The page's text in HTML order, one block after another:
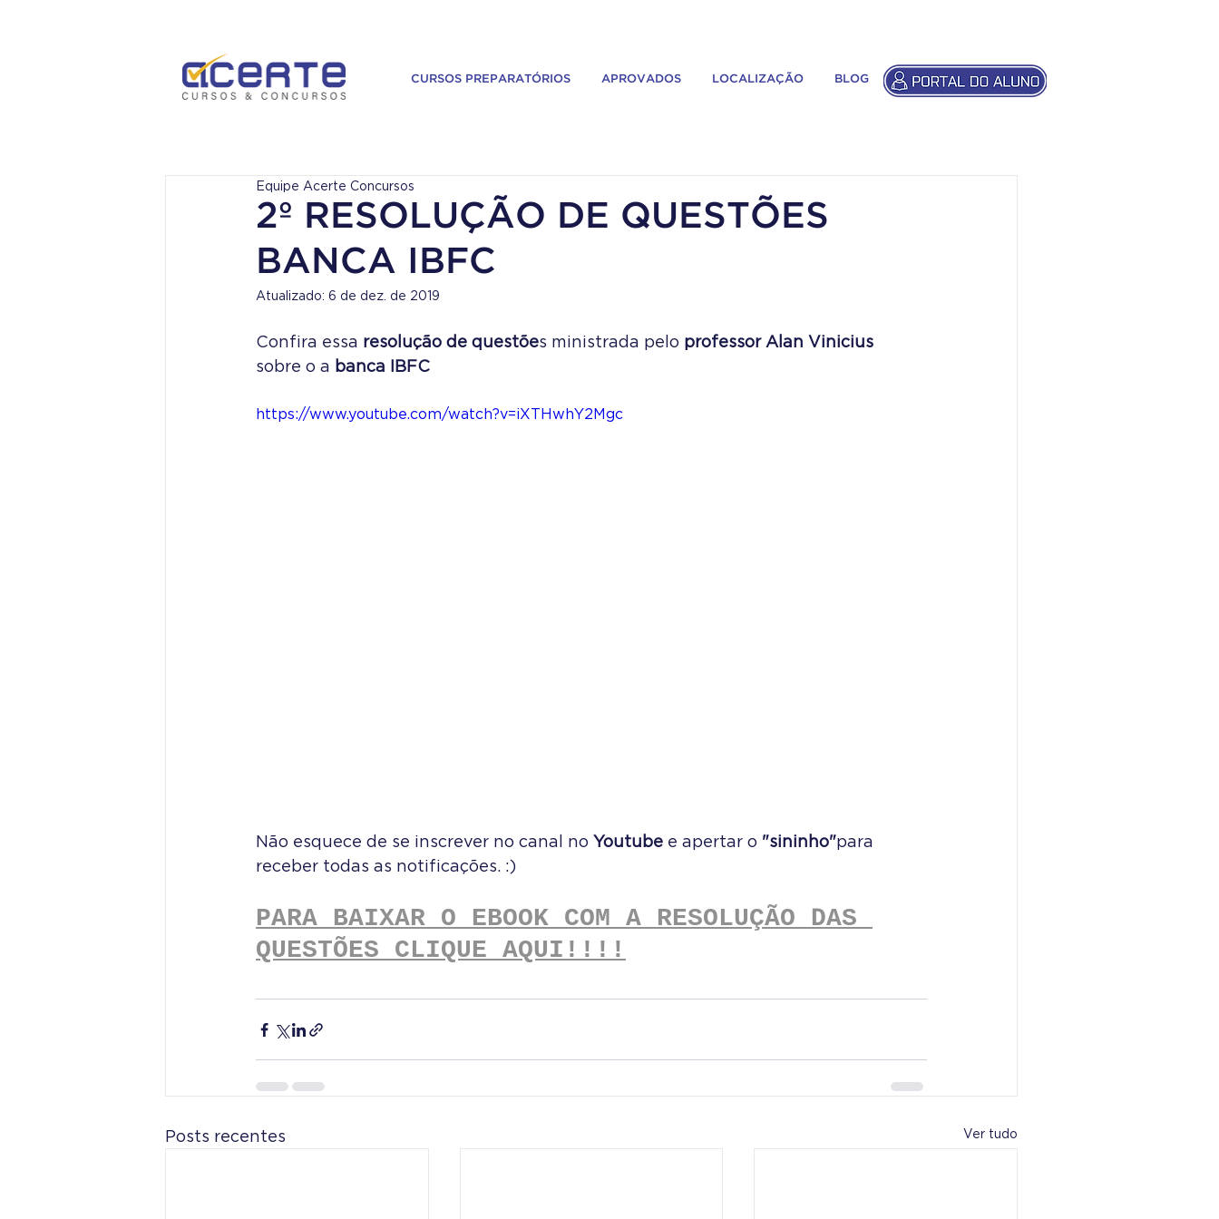
CURSOS PREPARATÓRIOS APROVADOS LOCALIZAÇÃO BLOG
2º RESOLUÇÃO DE QUESTÕES
BANCA IBFC
Equipe Acerte Concursos
Atualizado: 6 de dez. de 2019
Confira essa resolução de questões ministrada pelo professor Alan Vinicius
sobre o a banca IBFC
https://www.youtube.com/watch?v=iXTHwhY2Mgc
Não esquece de se inscrever no canal no Youtube e apertar o "sininho"para
receber todas as notificações. :)
PARA BAIXAR O EBOOK COM A RESOLUÇÃO DAS
QUESTÕES CLIQUE AQUI!!!!
Posts recentes Ver tudo